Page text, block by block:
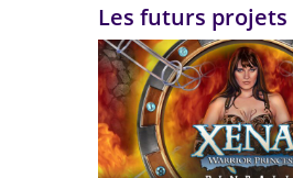
Les futurs projets